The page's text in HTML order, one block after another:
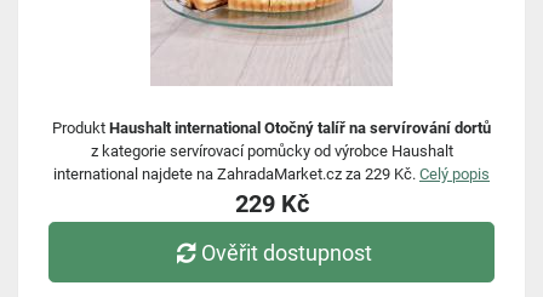
Produkt Haushalt international Otočný talíř na servírování dortů
z kategorie servírovací pomůcky od výrobce Haushalt
international najdete na ZahradaMarket.cz za 229 Kč. Celý popis
229 Kč
Ověřit dostupnost